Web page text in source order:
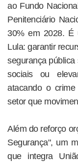
ao Fundo
Penitenciário
30% em 2028. É
Lula: garantir
segurança
sociais ou
atacando o
setor que
Além do reforço
Segurança", um
que integra